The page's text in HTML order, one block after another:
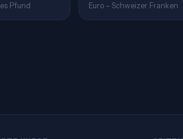
Pfund Euro – Schweizer Franken